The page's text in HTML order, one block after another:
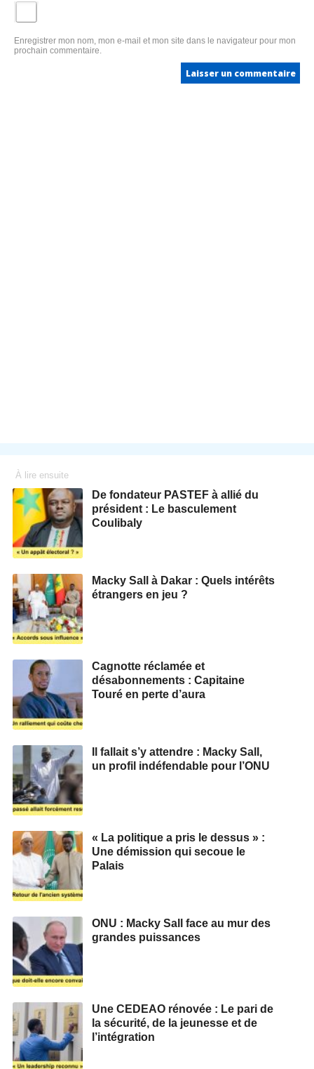
Enregistrer mon nom, mon e-mail et mon site dans le navigateur pour mon
prochain commentaire.
À lire ensuite
De fondateur PASTEF à allié du
président : Le basculement
Coulibaly
Macky Sall à Dakar : Quels intérêts
étrangers en jeu ?
Cagnotte réclamée et
désabonnements : Capitaine
Touré en perte d’aura
Il fallait s’y attendre : Macky Sall,
un profil indéfendable pour l’ONU
« La politique a pris le dessus » :
Une démission qui secoue le
Palais
ONU : Macky Sall face au mur des
grandes puissances
Une CEDEAO rénovée : Le pari de
la sécurité, de la jeunesse et de
l’intégration